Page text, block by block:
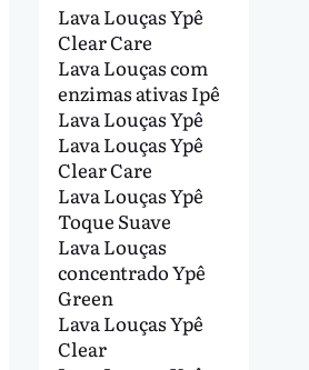
Lava Louças Ypê
Clear Care
Lava Louças com
enzimas ativas Ipê
Lava Louças Ypê
Lava Louças Ypê
Clear Care
Lava Louças Ypê
Toque Suave
Lava Louças
concentrado Ypê
Green
Lava Louças Ypê
Clear